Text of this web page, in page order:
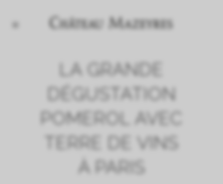
LA GRANDE
DÉGUSTATION
POMEROL AVEC
TERRE DE VINS
À PARIS